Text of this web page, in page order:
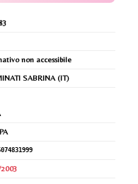
non accessibile
SABRINA (IT)